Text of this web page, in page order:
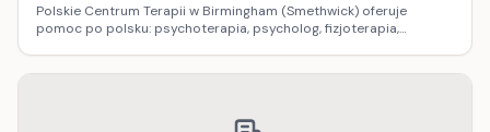
Polskie Centrum Terapii w Birmingham (Smethwick) oferuje
pomoc po polsku: psychoterapia, psycholog, fizjoterapia,